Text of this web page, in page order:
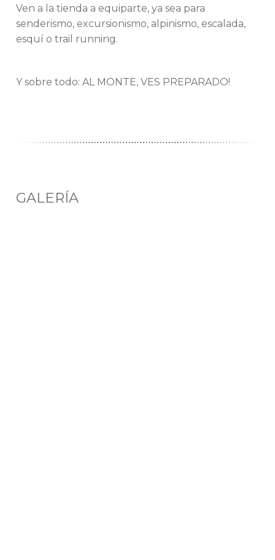
Ven a la tienda a equiparte, ya sea para
senderismo, excursionismo, alpinismo, escalada,
esquí o trail running.
Y sobre todo: AL MONTE, VES PREPARADO!
GALERÍA